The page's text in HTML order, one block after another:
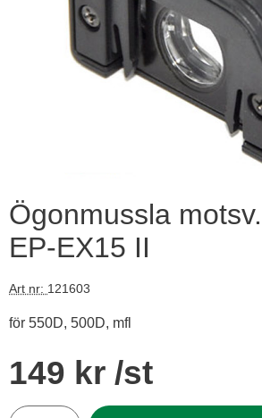
Ögonmussla
EP-EX15 II
Art nr: 121603
för 550D, 500D, mfl
pris
149 kr /st
antal